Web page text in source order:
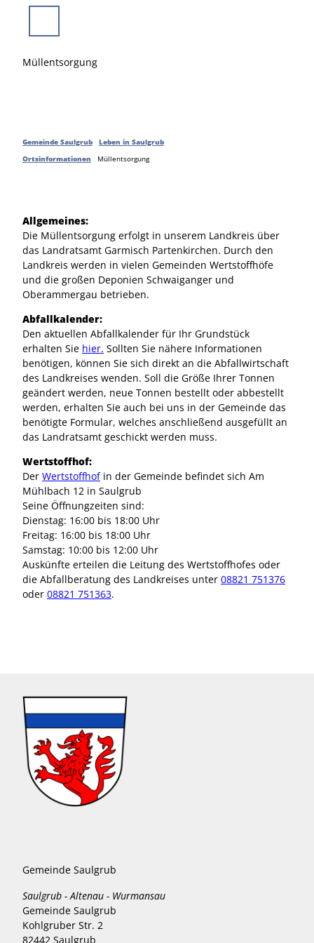
Müllentsorgung
Gemeinde Saulgrub
Leben in Saulgrub
Ortsinformationen
Müllentsorgung
Allgemeines:
Die Müllentsorgung erfolgt in unserem Landkreis über
das Landratsamt Garmisch Partenkirchen. Durch den
Landkreis werden in vielen Gemeinden Wertstoffhöfe
und die großen Deponien Schwaiganger und
Oberammergau betrieben.
Abfallkalender:
Den aktuellen Abfallkalender für Ihr Grundstück
erhalten Sie hier. Sollten Sie nähere Informationen
benötigen, können Sie sich direkt an die Abfallwirtschaft
des Landkreises wenden. Soll die Größe Ihrer Tonnen
geändert werden, neue Tonnen bestellt oder abbestellt
werden, erhalten Sie auch bei uns in der Gemeinde das
benötigte Formular, welches anschließend ausgefüllt an
das Landratsamt geschickt werden muss.
Wertstoffhof:
Der Wertstoffhofin der Gemeinde befindet sich Am
Mühlbach 12 in Saulgrub
Seine Öffnungzeiten sind:
Dienstag: 16:00 bis 18:00 Uhr
Freitag: 16:00 bis 18:00 Uhr
Samstag: 10:00 bis 12:00 Uhr
Auskünfte erteilen die Leitung des Wertstoffhofes oder
die Abfallberatung des Landkreises unter 08821 751376
oder 08821 751363.
Gemeinde Saulgrub
Saulgrub - Altenau - Wurmansau
Gemeinde Saulgrub
Kohlgruber Str. 2
82442 Saulgrub